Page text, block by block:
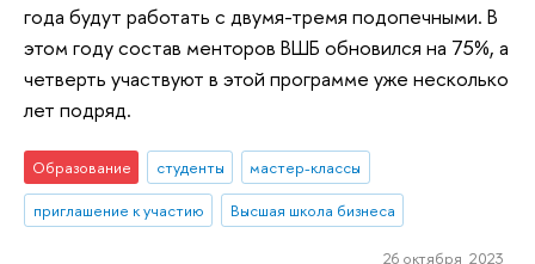
года будут работать с двумя-тремя подопечными. В
этом году состав менторов ВШБ обновился на 75%, а
четверть участвуют в этой программе уже несколько
лет подряд.
Образование студенты
мастер-классы
приглашение к участию
Высшая школа бизнеса
26 октября 2023